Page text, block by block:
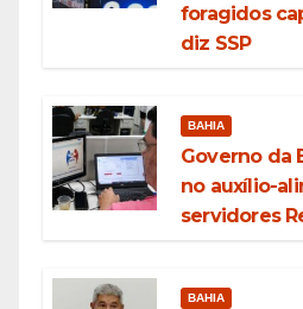
foragidos
diz SSP
BAHIA
Governo da
no auxílio-
servidores
BAHIA